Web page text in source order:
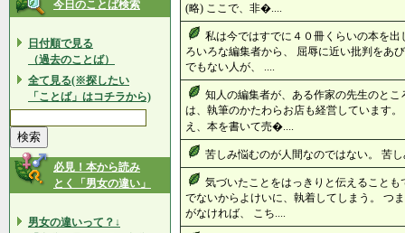
今日のことば検索
日付順で見る
（過去のことば）
全て見る(※探したい
「ことば」はコチラから)
必見！本から読み
とく「男女の違い」
男女の違いって？↓
(略) ここで、非�....
私は今ではすでに４０冊くらいの本を
ろいろな編集者から、 屈辱に近い批判をあ
でもない人が、 ....
知人の編集者が、ある作家の先生のと
は、執筆のかたわらお店も経営しています
え、本を書いて売�....
苦しみ悩むのが人間なのではない。 苦
気づいたことをはっきりと伝えること
でないからよけいに、執着してしまう。 つ
がなければ、 こち....